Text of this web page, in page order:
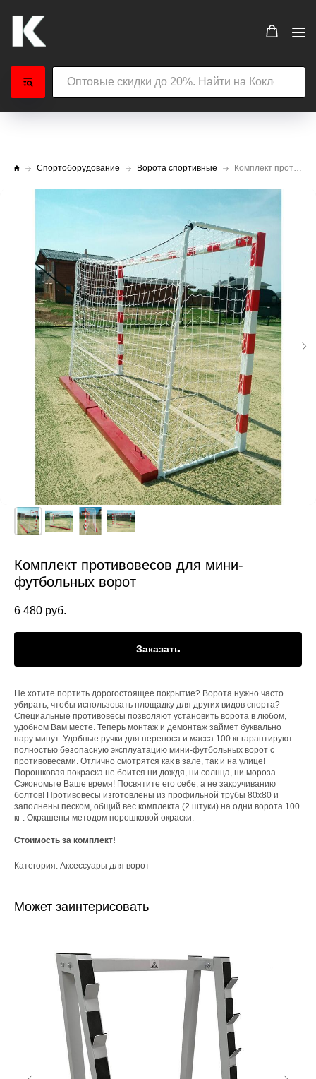
Спортоборудование Ворота спортивные
Комплект противовесов для мини-
футбольных ворот
6 480 руб.
Заказать
Не хотите портить дорогостоящее покрытие? Ворота нужно часто
убирать, чтобы использовать площадку для других видов спорта?
Специальные противовесы позволяют установить ворота в любом,
удобном Вам месте. Теперь монтаж и демонтаж займет буквально
пару минут. Удобные ручки для переноса и масса 100 кг гарантируют
полностью безопасную эксплуатацию мини-футбольных ворот с
противовесами. Отлично смотрятся как в зале, так и на улице!
Порошковая покраска не боится ни дождя, ни солнца, ни мороза.
Сэкономьте Ваше время! Посвятите его себе, а не закручиванию
болтов! Противовесы изготовлены из профильной трубы 80х80 и
заполнены песком, общий вес комплекта (2 штуки) на одни ворота 100
кг . Окрашены методом порошковой окраски.
Стоимость за комплект!
Категория: Аксессуары для ворот
Может заинтерисовать